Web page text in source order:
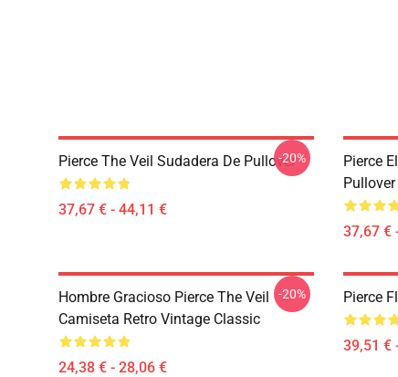
Pierce The Veil Sudadera De Pullover
37,67 € - 44,11 €
-20%
Pierce
37,67 €
Hombre Gracioso Pierce The Veil
Camiseta Retro Vintage Classic
24,38 € - 28,06 €
-20% Pierce
39,51 €